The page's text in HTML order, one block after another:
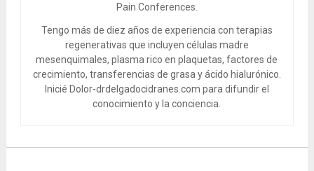
Pain Conferences.
Tengo más de diez años de experiencia con terapias
regenerativas que incluyen células madre
mesenquimales, plasma rico en plaquetas, factores de
crecimiento, transferencias de grasa y ácido hialurónico.
Inicié Dolor-drdelgadocidranes.com para difundir el
conocimiento y la conciencia.